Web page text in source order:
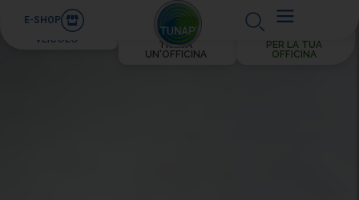
E-SHOP
PER IL TUO
VEICOLO
TROVA
UN'OFFICINA
PER LA TUA
OFFICINA